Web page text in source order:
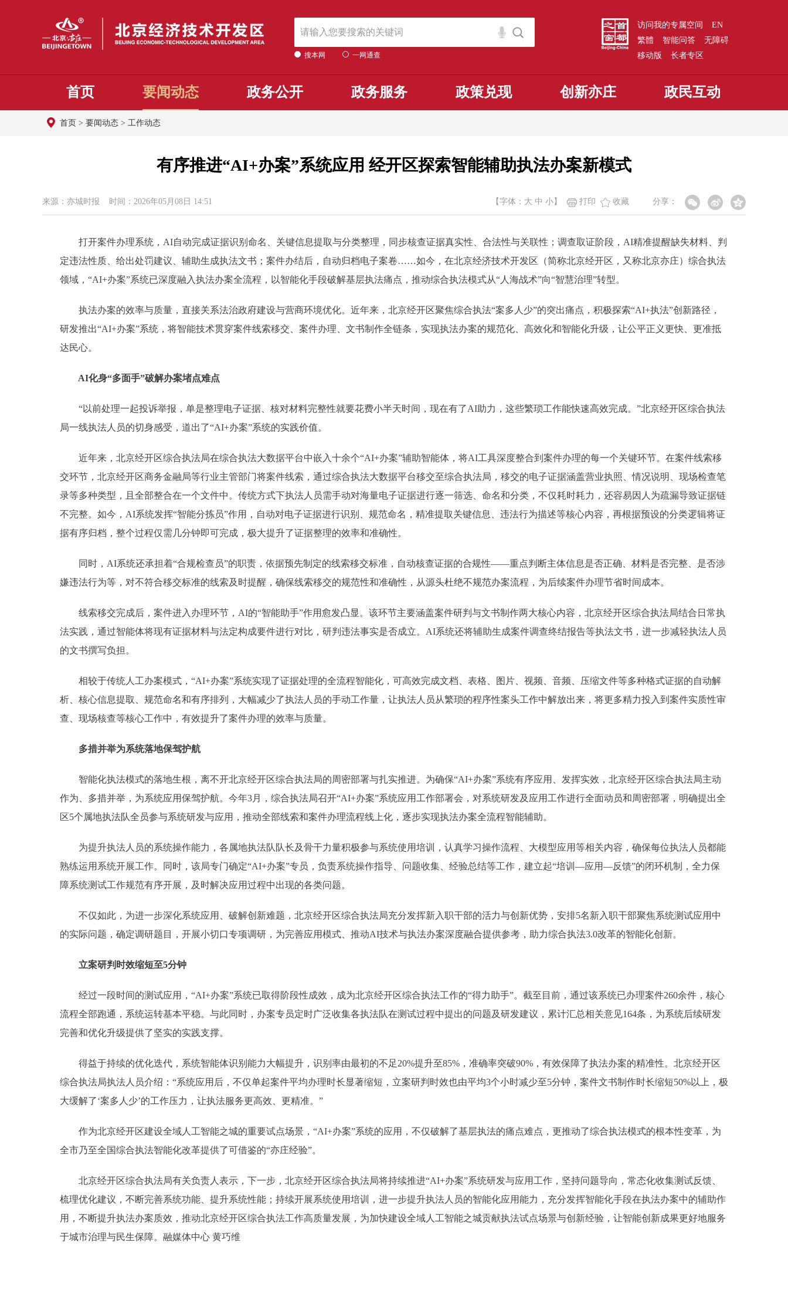
搜本网 一网通查
访问我的专属空间
EN
繁體
智能问答
无障碍
移动版
长者专区
首页 要闻动态 政务公开 政务服务 政策兑现 创新亦庄 政民互动
首页 > 要闻动态 > 工作动态
有序推进“AI+办案”系统应用 经开区探索智能辅助执法办案新模式
来源：亦城时报 时间：2026年05月08日 14:51 分享：
【字体： 大 中 小 】 打印 收藏
打开案件办理系统，AI自动完成证据识别命名、关键信息提取与分类整理，同步核查证据真实性、合法性与关联性；调查取证阶段，AI精准提醒缺失材料、判
定违法性质、给出处罚建议、辅助生成执法文书；案件办结后，自动归档电子案卷……如今，在北京经济技术开发区（简称北京经开区，又称北京亦庄）综合执法
领域，“AI+办案”系统已深度融入执法办案全流程，以智能化手段破解基层执法痛点，推动综合执法模式从“人海战术”向“智慧治理”转型。
执法办案的效率与质量，直接关系法治政府建设与营商环境优化。近年来，北京经开区聚焦综合执法“案多人少”的突出痛点，积极探索“AI+执法”创新路径，
研发推出“AI+办案”系统，将智能技术贯穿案件线索移交、案件办理、文书制作全链条，实现执法办案的规范化、高效化和智能化升级，让公平正义更快、更准抵
达民心。
AI化身“多面手”破解办案堵点难点
“以前处理一起投诉举报，单是整理电子证据、核对材料完整性就要花费小半天时间，现在有了AI助力，这些繁琐工作能快速高效完成。”北京经开区综合执法
局一线执法人员的切身感受，道出了“AI+办案”系统的实践价值。
近年来，北京经开区综合执法局在综合执法大数据平台中嵌入十余个“AI+办案”辅助智能体，将AI工具深度整合到案件办理的每一个关键环节。在案件线索移
交环节，北京经开区商务金融局等行业主管部门将案件线索，通过综合执法大数据平台移交至综合执法局，移交的电子证据涵盖营业执照、情况说明、现场检查笔
录等多种类型，且全部整合在一个文件中。传统方式下执法人员需手动对海量电子证据进行逐一筛选、命名和分类，不仅耗时耗力，还容易因人为疏漏导致证据链
不完整。如今，AI系统发挥“智能分拣员”作用，自动对电子证据进行识别、规范命名，精准提取关键信息、违法行为描述等核心内容，再根据预设的分类逻辑将证
据有序归档，整个过程仅需几分钟即可完成，极大提升了证据整理的效率和准确性。
同时，AI系统还承担着“合规检查员”的职责，依据预先制定的线索移交标准，自动核查证据的合规性——重点判断主体信息是否正确、材料是否完整、是否涉
嫌违法行为等，对不符合移交标准的线索及时提醒，确保线索移交的规范性和准确性，从源头杜绝不规范办案流程，为后续案件办理节省时间成本。
线索移交完成后，案件进入办理环节，AI的“智能助手”作用愈发凸显。该环节主要涵盖案件研判与文书制作两大核心内容，北京经开区综合执法局结合日常执
法实践，通过智能体将现有证据材料与法定构成要件进行对比，研判违法事实是否成立。AI系统还将辅助生成案件调查终结报告等执法文书，进一步减轻执法人员
的文书撰写负担。
相较于传统人工办案模式，“AI+办案”系统实现了证据处理的全流程智能化，可高效完成文档、表格、图片、视频、音频、压缩文件等多种格式证据的自动解
析、核心信息提取、规范命名和有序排列，大幅减少了执法人员的手动工作量，让执法人员从繁琐的程序性案头工作中解放出来，将更多精力投入到案件实质性审
查、现场核查等核心工作中，有效提升了案件办理的效率与质量。
多措并举为系统落地保驾护航
智能化执法模式的落地生根，离不开北京经开区综合执法局的周密部署与扎实推进。为确保“AI+办案”系统有序应用、发挥实效，北京经开区综合执法局主动
作为、多措并举，为系统应用保驾护航。今年3月，综合执法局召开“AI+办案”系统应用工作部署会，对系统研发及应用工作进行全面动员和周密部署，明确提出全
区5个属地执法队全员参与系统研发与应用，推动全部线索和案件办理流程线上化，逐步实现执法办案全流程智能辅助。
为提升执法人员的系统操作能力，各属地执法队队长及骨干力量积极参与系统使用培训，认真学习操作流程、大模型应用等相关内容，确保每位执法人员都能
熟练运用系统开展工作。同时，该局专门确定“AI+办案”专员，负责系统操作指导、问题收集、经验总结等工作，建立起“培训—应用—反馈”的闭环机制，全力保
障系统测试工作规范有序开展，及时解决应用过程中出现的各类问题。
不仅如此，为进一步深化系统应用、破解创新难题，北京经开区综合执法局充分发挥新入职干部的活力与创新优势，安排5名新入职干部聚焦系统测试应用中
的实际问题，确定调研题目，开展小切口专项调研，为完善应用模式、推动AI技术与执法办案深度融合提供参考，助力综合执法3.0改革的智能化创新。
立案研判时效缩短至5分钟
经过一段时间的测试应用，“AI+办案”系统已取得阶段性成效，成为北京经开区综合执法工作的“得力助手”。截至目前，通过该系统已办理案件260余件，核心
流程全部跑通，系统运转基本平稳。与此同时，办案专员定时广泛收集各执法队在测试过程中提出的问题及研发建议，累计汇总相关意见164条，为系统后续研发
完善和优化升级提供了坚实的实践支撑。
得益于持续的优化迭代，系统智能体识别能力大幅提升，识别率由最初的不足20%提升至85%，准确率突破90%，有效保障了执法办案的精准性。北京经开区
综合执法局执法人员介绍：“系统应用后，不仅单起案件平均办理时长显著缩短，立案研判时效也由平均3个小时减少至5分钟，案件文书制作时长缩短50%以上，极
大缓解了‘案多人少’的工作压力，让执法服务更高效、更精准。”
作为北京经开区建设全域人工智能之城的重要试点场景，“AI+办案”系统的应用，不仅破解了基层执法的痛点难点，更推动了综合执法模式的根本性变革，为
全市乃至全国综合执法智能化改革提供了可借鉴的“亦庄经验”。
北京经开区综合执法局有关负责人表示，下一步，北京经开区综合执法局将持续推进“AI+办案”系统研发与应用工作，坚持问题导向，常态化收集测试反馈、
梳理优化建议，不断完善系统功能、提升系统性能；持续开展系统使用培训，进一步提升执法人员的智能化应用能力，充分发挥智能化手段在执法办案中的辅助作
用，不断提升执法办案质效，推动北京经开区综合执法工作高质量发展，为加快建设全域人工智能之城贡献执法试点场景与创新经验，让智能创新成果更好地服务
于城市治理与民生保障。融媒体中心 黄巧维